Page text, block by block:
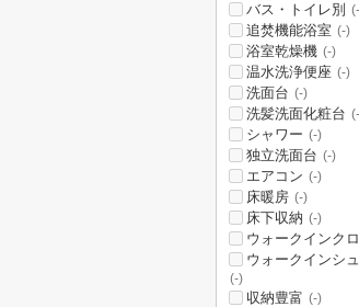
バス・トイレ別
追焚機能浴室 (-)
浴室乾燥機 (-)
温水洗浄便座 (-)
洗面台 (-)
洗髪洗面化粧台
シャワー (-)
独立洗面台 (-)
エアコン (-)
床暖房 (-)
床下収納 (-)
ウォークインク
ウォークインシ
(-)
収納豊富 (-)